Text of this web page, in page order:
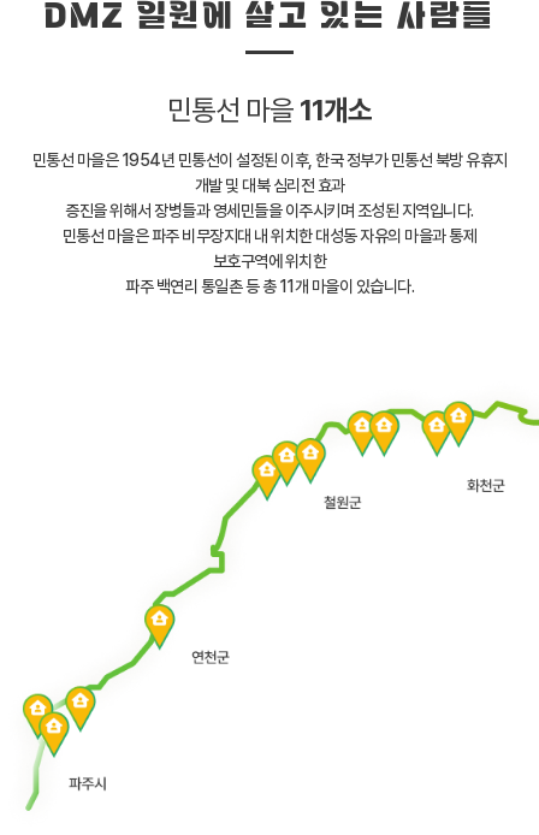
DMZ 일원에 살고 있는 사람들
민통선 마을 11개소
민통선 마을은 1954년 민통선이 설정된 이후, 한국 정부가 민통선 북방 유휴지
개발 및 대북 심리전 효과
증진을 위해서 장병들과 영세민들을 이주시키며 조성된 지역입니다.
민통선 마을은 파주 비무장지대 내 위치한 대성동 자유의 마을과 통제
보호구역에 위치한
파주 백연리 통일촌 등 총 11개 마을이 있습니다.